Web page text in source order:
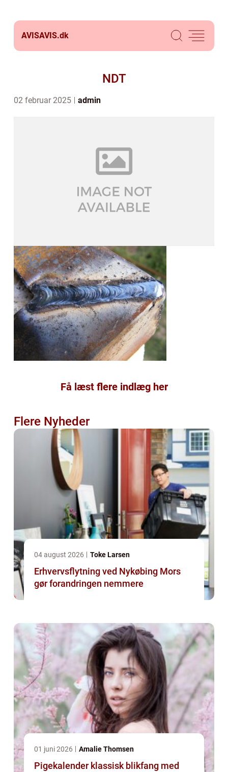
AVISAVIS.dk
NDT
02 februar 2025 admin
Få læst flere indlæg her
Flere Nyheder
04 august 2026 Toke Larsen
Erhvervsflytning ved Nykøbing Mors
gør forandringen nemmere
01 juni 2026 Amalie Thomsen
Pigekalender klassisk blikfang med